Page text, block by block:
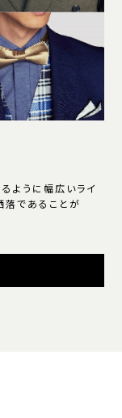
ように幅広いライ
落であることが